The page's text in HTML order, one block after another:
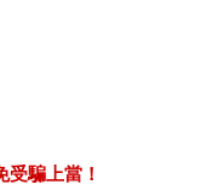
騙上當！